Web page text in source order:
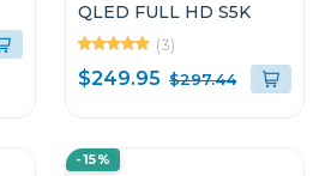
QLED FULL HD S5K
(3)
$249.95 $297.44
-15%